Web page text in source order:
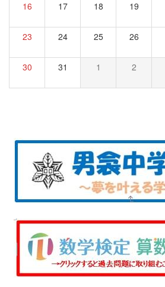
16 17 18 19
23 24 25 26
30 31 1 2